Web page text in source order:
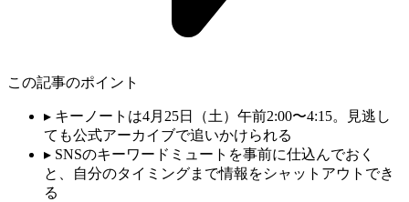
この記事のポイント
▸ キーノートは4月25日（土）午前2:00〜4:15。見逃し
ても公式アーカイブで追いかけられる
▸ SNSのキーワードミュートを事前に仕込んでおく
と、自分のタイミングまで情報をシャットアウトでき
る